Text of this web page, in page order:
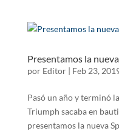
Presentamos la
por Editor| Feb 23,
Pasó un año y terminó
Triumph sacaba en
presentamos la nueva